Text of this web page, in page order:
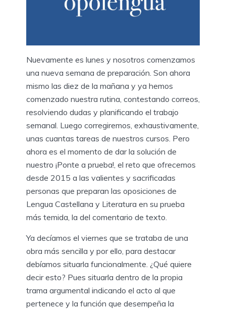
Nuevamente es lunes y nosotros comenzamos
una nueva semana de preparación. Son ahora
mismo las diez de la mañana y ya hemos
comenzado nuestra rutina, contestando correos,
resolviendo dudas y planificando el trabajo
semanal. Luego corregiremos, exhaustivamente,
unas cuantas tareas de nuestros cursos. Pero
ahora es el momento de dar la solución de
nuestro ¡Ponte a prueba!, el reto que ofrecemos
desde 2015 a las valientes y sacrificadas
personas que preparan las oposiciones de
Lengua Castellana y Literatura en su prueba
más temida, la del comentario de texto.
Ya decíamos el viernes que se trataba de una
obra más sencilla y por ello, para destacar
debíamos situarla funcionalmente. ¿Qué quiere
decir esto? Pues situarla dentro de la propia
trama argumental indicando el acto al que
pertenece y la función que desempeña la